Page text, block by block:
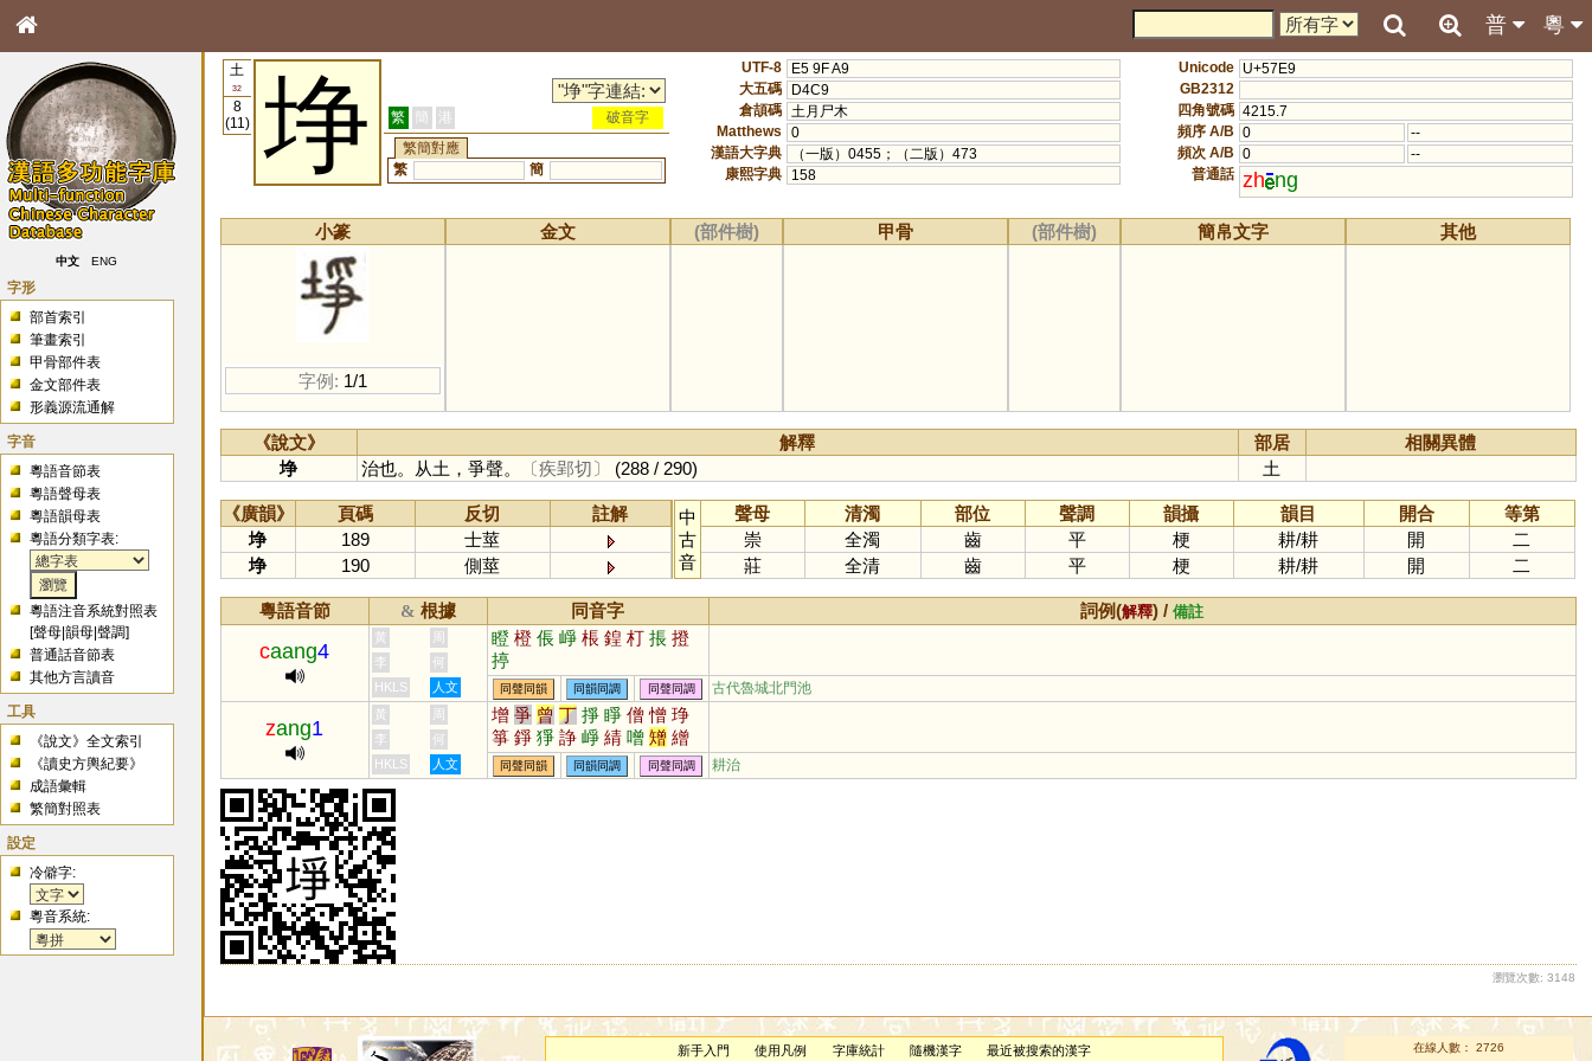
粵
普
中文 ENG
字形
部首索引
筆畫索引
甲骨部件表
金文部件表
形義源流通解
字音
粵語音節表
粵語聲母表
粵語韻母表
粵語分類字表:
粵語注音系統對照表
[聲母 |韻母 |聲調]
普通話音節表
其他方言讀音
工具
《說文》全文索引
《讀史方輿紀要》
成語彙輯
繁簡對照表
設定
冷僻字:
粵音系統:
土
32
8
(11)
埩 繁 簡 港
破音字
繁簡對應
繁
簡
UTF-8
E5 9F A9
大五碼
D4C9
倉頡碼
土月尸木
Matthews
0
漢語大字典
（一版）0455；（二版）473
康熙字典
158
Unicode U+57E9
GB2312
四角號碼 4215.7
頻序 A/B 0
--
頻次 A/B 0
--
普通話 zh ng
小篆
字例: 1/1
金文 (部件樹) 甲骨 (部件樹) 簡帛文字 其他
《說文》 解釋 部居
相關異體
埩
治也。从土，爭聲。 〔疾郢切〕 (288 / 290) 土
《廣韻》 頁碼 反切
註解
埩
189
士莖
埩
190 側莖
中
古
音
聲母 清濁 部位 聲調 韻攝 韻目 開合
等第
崇
全濁 齒 平 梗 耕/耕 開
二
莊
全清 齒 平 梗 耕/耕 開 二
粵語音節 & 根據 同音字 詞例(解釋) /備註
caang4
黃 周 瞪 橙 倀 崢 棖 鍠 朾 掁 撜
揨
李
何
HKLS
人文 同聲同韻 同韻同調 同聲同調 古代魯城北門池
zang1
黃 周 增 爭 曾 丁 掙 睜 僧 憎 琤
箏 錚 猙 諍 崢 綪 噌 矰 繒
罾 糽 璔 埥 棦 鬙 崝 磳 橧
李
何
HKLS
人文 同聲同韻 同韻同調 同聲同調 耕治
瀏覽次數: 3148
新手入門 使用凡例 字庫統計 隨機漢字 最近被搜索的漢字
在線人數： 2726